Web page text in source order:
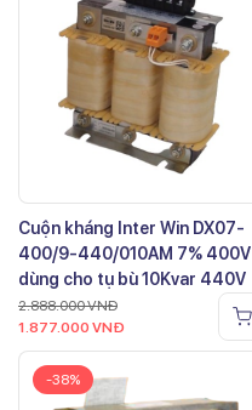
Cuộn kháng Inter Win DX07-
400/9-440/010AM 7% 400V
dùng cho tụ bù 10Kvar 440V
2.888.000VNĐ
1.877.000 VNĐ
-38%